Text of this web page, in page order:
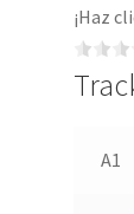
¡Haz
A1